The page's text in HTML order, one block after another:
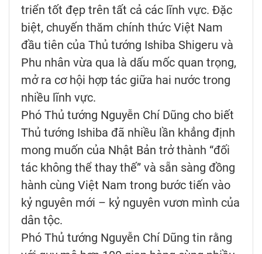
triển tốt đẹp trên tất cả các lĩnh vực. Đặc
biệt, chuyến thăm chính thức Việt Nam
đầu tiên của Thủ tướng Ishiba Shigeru và
Phu nhân vừa qua là dấu mốc quan trọng,
mở ra cơ hội hợp tác giữa hai nước trong
nhiều lĩnh vực.
Phó Thủ tướng Nguyễn Chí Dũng cho biết
Thủ tướng Ishiba đã nhiều lần khẳng định
mong muốn của Nhật Bản trở thành “đối
tác không thể thay thế” và sẵn sàng đồng
hành cùng Việt Nam trong bước tiến vào
kỷ nguyên mới – kỷ nguyên vươn mình của
dân tộc.
Phó Thủ tướng Nguyễn Chí Dũng tin rằng